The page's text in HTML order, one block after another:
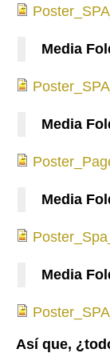
Media
Media
Media
Media
Así que,